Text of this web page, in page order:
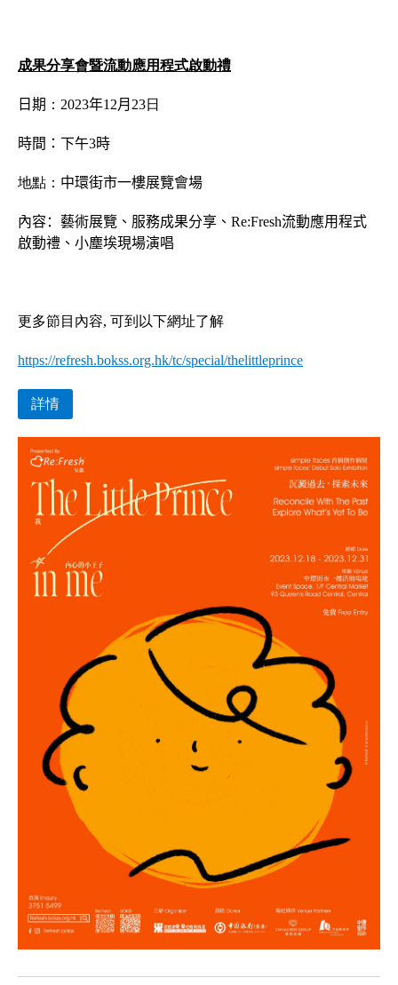
成果分享會暨流動應用程式啟動禮
日期 ： 2023年12月 23日
時間：下午3時
地點： 中環街市一樓展覽會場
內容： 藝術展覽、服務成果分享、 Re:Fresh流動應用程式
啟動禮、小塵埃現場演唱
更多節目內容, 可到以下網址了解
https://refresh.bokss.org.hk/tc/special/thelittleprince
詳情